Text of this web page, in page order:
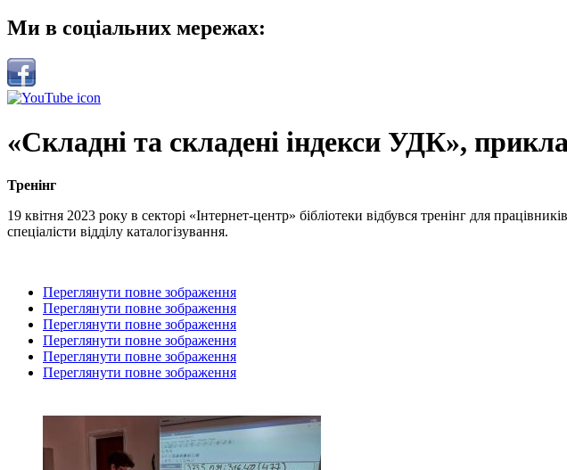
Ми в соціальних мережах:
«Складні та складені індекси УДК»,
Тренінг
19 квітня 2023 року в секторі «Інтернет-центр» бібліотеки відбувся тренінг для
спеціалісти відділу каталогізування.
Переглянути повне зображення
Переглянути повне зображення
Переглянути повне зображення
Переглянути повне зображення
Переглянути повне зображення
Переглянути повне зображення